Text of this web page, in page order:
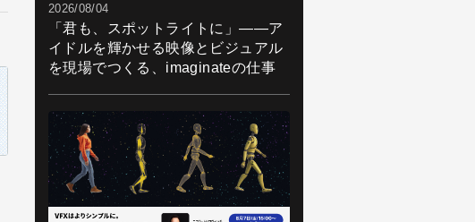
2026/08/04
「君も、スポットライトに」――ア
イドルを輝かせる映像とビジュアル
を現場でつくる、imaginateの仕事